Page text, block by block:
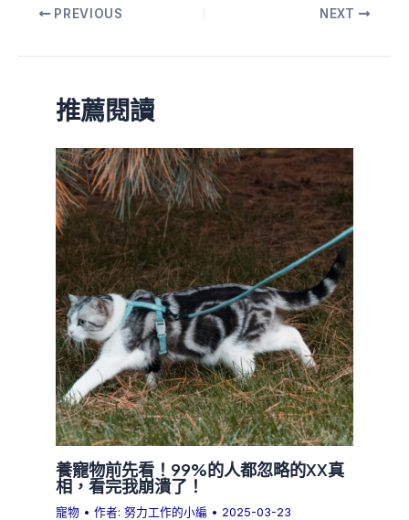
PREVIOUS NEXT
推薦閱讀
養寵物前先看！99%的人都忽略的XX真
相，看完我崩潰了！
寵物 • 作者:努力工作的小編 • 2025-03-23